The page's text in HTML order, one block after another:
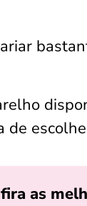
de
as